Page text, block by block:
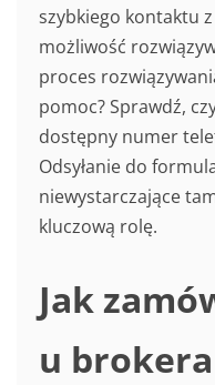
szybkiego kontaktu
możliwość
proces
pomoc? Sprawdź,
dostępny numer
Odsyłanie do
niewystarczające
kluczową rolę.
Jak
u brokera